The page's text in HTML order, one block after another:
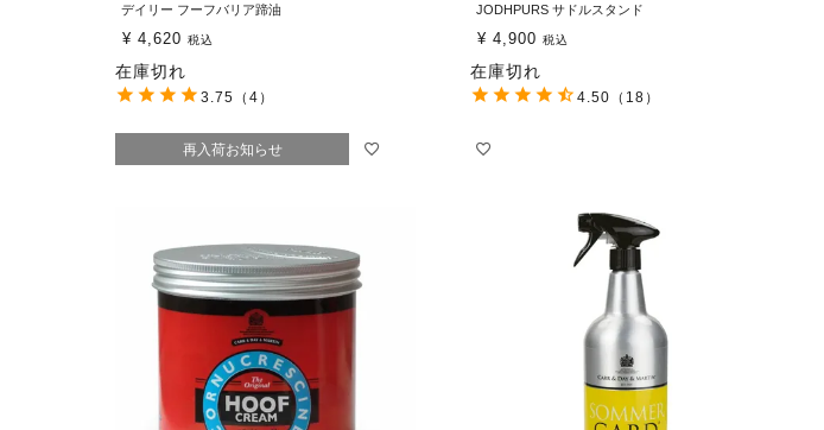
デイリー フーフバリア蹄油
¥ 4,620 税込
在庫切れ
3.75 （4）
再入荷お知らせ
JODHPURS サドルスタンド
¥ 4,900 税込
在庫切れ
4.50 （18）